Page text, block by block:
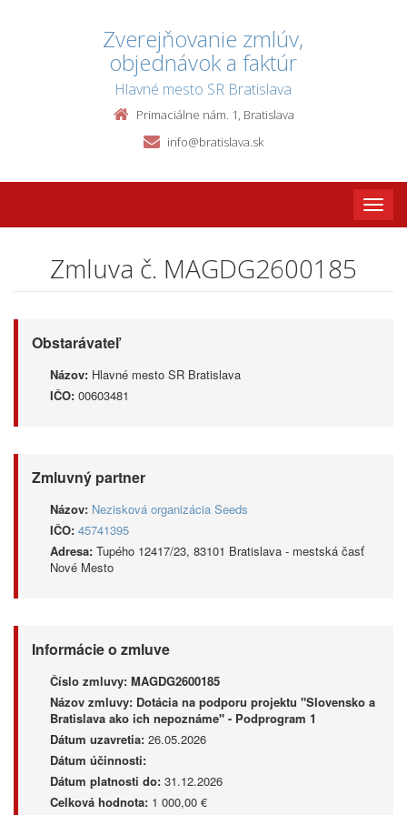
Zverejňovanie zmlúv,
objednávok a faktúr
Hlavné mesto SR Bratislava
Primaciálne nám. 1, Bratislava
info@bratislava.sk
Toggle
Zmluva č. MAGDG2600185
Obstarávateľ
Názov: Hlavné mesto SR Bratislava
IČO: 00603481
Zmluvný partner
Názov: Nezisková organizácia Seeds
IČO: 45741395
Adresa: Tupého 12417/23, 83101 Bratislava - mestská časť
Nové Mesto
Informácie o zmluve
Číslo zmluvy: MAGDG2600185
Názov zmluvy: Dotácia na podporu projektu "Slovensko a
Bratislava ako ich nepoznáme" - Podprogram 1
Dátum uzavretia: 26.05.2026
Dátum účinnosti:
Dátum platnosti do: 31.12.2026
Celková hodnota: 1 000,00 €